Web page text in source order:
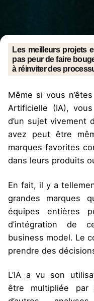
Les meilleurs projets
pas peur de faire
à réinviter des
Même si vous
Artificielle (IA),
d’un sujet vivement
avez peut être
marques favorites
dans leurs produits
En fait, il y a
grandes marques
équipes entières
d’intégration de
business model. Le
prendre des
L’IA a vu son
être multipliée